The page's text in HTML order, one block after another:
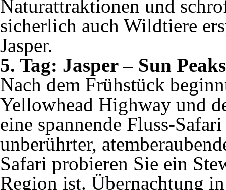
Naturattraktionen und
sicherlich auch Wildtiere
Jasper.
5. Tag: Jasper – Sun Peaks
Nach dem Frühstück
Yellowhead Highway und
eine spannende Fluss-
unberührter,
Safari probieren Sie ein
Region ist. Übernachtung